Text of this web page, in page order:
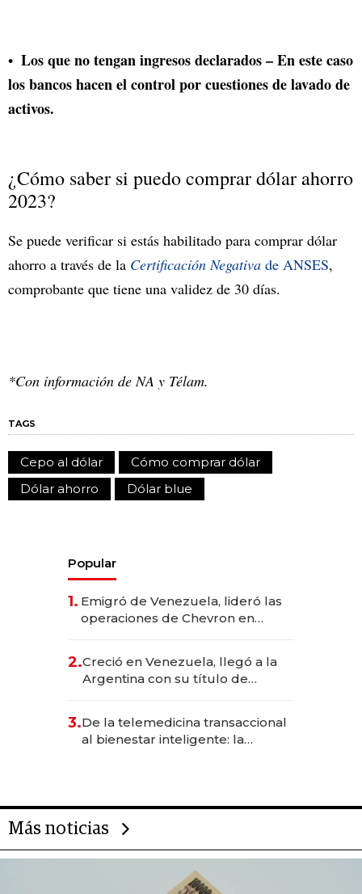
Los que no tengan ingresos declarados – En este caso
los bancos hacen el control por cuestiones de lavado de
activos.
¿Cómo saber si puedo comprar dólar ahorro
2023?
Se puede verificar si estás habilitado para comprar dólar
ahorro a través de la Certificación Negativa de ANSES,
comprobante que tiene una validez de 30 días.
*Con información de NA y Télam.
TAGS
Cepo al dólar
Cómo comprar dólar
Dólar ahorro
Dólar blue
Popular
1. Emigró de Venezuela, lideró las
operaciones de Chevron en
2.Creció en Venezuela, llegó a la
Argentina con su título de
las marcas "fast premium"
3.De la telemedicina transaccional
al bienestar inteligente: la
Más noticias